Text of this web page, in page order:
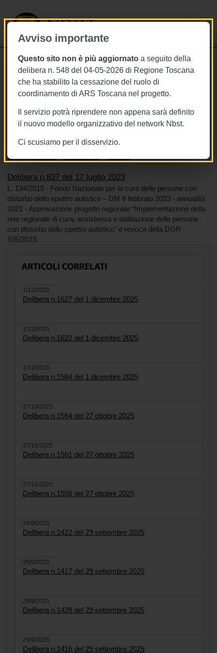
Avviso importante
Questo sito non è più aggiornato a seguito della
delibera n. 548 del 04-05-2026 di Regione Toscana
che ha stabilito la cessazione del ruolo di
coordinamento di ARS Toscana nel progetto.
Il servizio potrà riprendere non appena sarà definito
il nuovo modello organizzativo del network Nbst.
Ci scusiamo per il disservizio.
NBST
17/7/2023
Delibera n.837 del 17 luglio 2023
Tags Toscana
BURT Bollettino della regione toscana
Sistema sanitario
Delibera n.837 del 17 luglio 2023
L. 134/2015 - Fondo Nazionale per la cura delle persone con
disturbo dello spettro autistico – DM 6 febbraio 2023 - annualità
2021 - Approvazione progetto regionale “Implementazione della
rete regionale di cura, assistenza e abilitazione delle persone
con disturbo dello spettro autistico" e revoca della DGR
595/2023.
1/12/2025
Delibera n.1627 del 1 dicembre 2025
1/12/2025
Delibera n.1622 del 1 dicembre 2025
1/12/2025
Delibera n.1584 del 1 dicembre 2025
27/10/2025
Delibera n.1564 del 27 ottobre 2025
27/10/2025
Delibera n.1561 del 27 ottobre 2025
27/10/2025
Delibera n.1558 del 27 ottobre 2025
29/9/2025
Delibera n.1422 del 29 settembre 2025
29/9/2025
Delibera n.1417 del 29 settembre 2025
29/9/2025
Delibera n.1428 del 29 settembre 2025
29/9/2025
Delibera n.1416 del 29 settembre 2025